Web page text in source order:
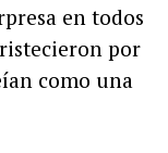
en todos
por
como una